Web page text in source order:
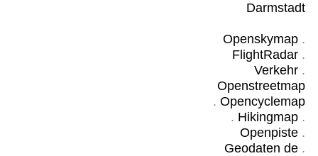
Darmstadt
Openskymap.
FlightRadar.
Verkehr.
Openstreetmap
. Opencyclemap
. Hikingmap.
Openpiste.
Geodaten de.